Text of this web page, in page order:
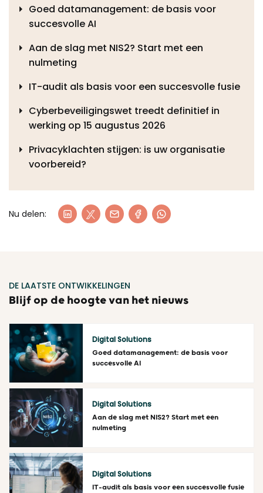
Goed datamanagement: de basis voor
succesvolle AI
Aan de slag met NIS2? Start met een
nulmeting
IT-audit als basis voor een succesvolle fusie
Cyberbeveiligingswet treedt definitief in
werking op 15 augustus 2026
Privacyklachten stijgen: is uw organisatie
voorbereid?
Nu delen:
DE LAATSTE ONTWIKKELINGEN
Blijf op de hoogte van het nieuws
Lees meer
Digital Solutions
Goed datamanagement: de basis voor
succesvolle AI
Lees meer
Digital Solutions
Aan de slag met NIS2? Start met een
nulmeting
Digital Solutions
IT-audit als basis voor een succesvolle fusie